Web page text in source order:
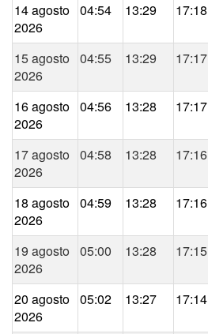
14 agosto
2026
04:54 13:29 17:18
15 agosto
2026
04:55 13:29 17:17
16 agosto
2026
04:56 13:28 17:17
17 agosto
2026
04:58 13:28 17:16
18 agosto
2026
04:59 13:28 17:16
19 agosto
2026
05:00 13:28 17:15
20 agosto
2026
05:02 13:27 17:14